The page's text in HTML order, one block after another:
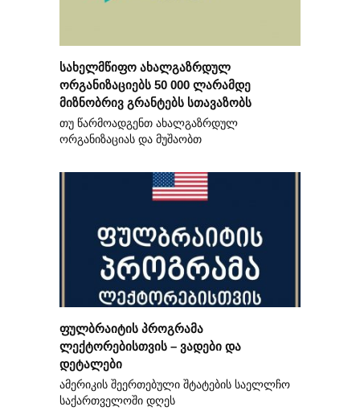
სახელმწიფო ახალგაზრდულ
ორგანიზაციებს 50 000 ლარამდე
მიზნობრივ გრანტებს სთავაზობს
თუ წარმოადგენთ ახალგაზრდულ
ორგანიზაციას და მუშაობთ
ფულბრაიტის პროგრამა
ლექტორებისთვის – ვადები და
დეტალები
ამერიკის შეერთებული შტატების საელლჩო
საქართველოში დღეს